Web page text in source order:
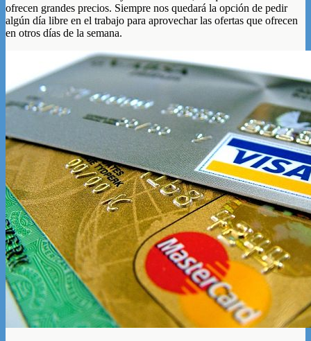
ofrecen grandes precios. Siempre nos quedará la opción de pedir
algún día libre en el trabajo para aprovechar las ofertas que ofrecen
en otros días de la semana.